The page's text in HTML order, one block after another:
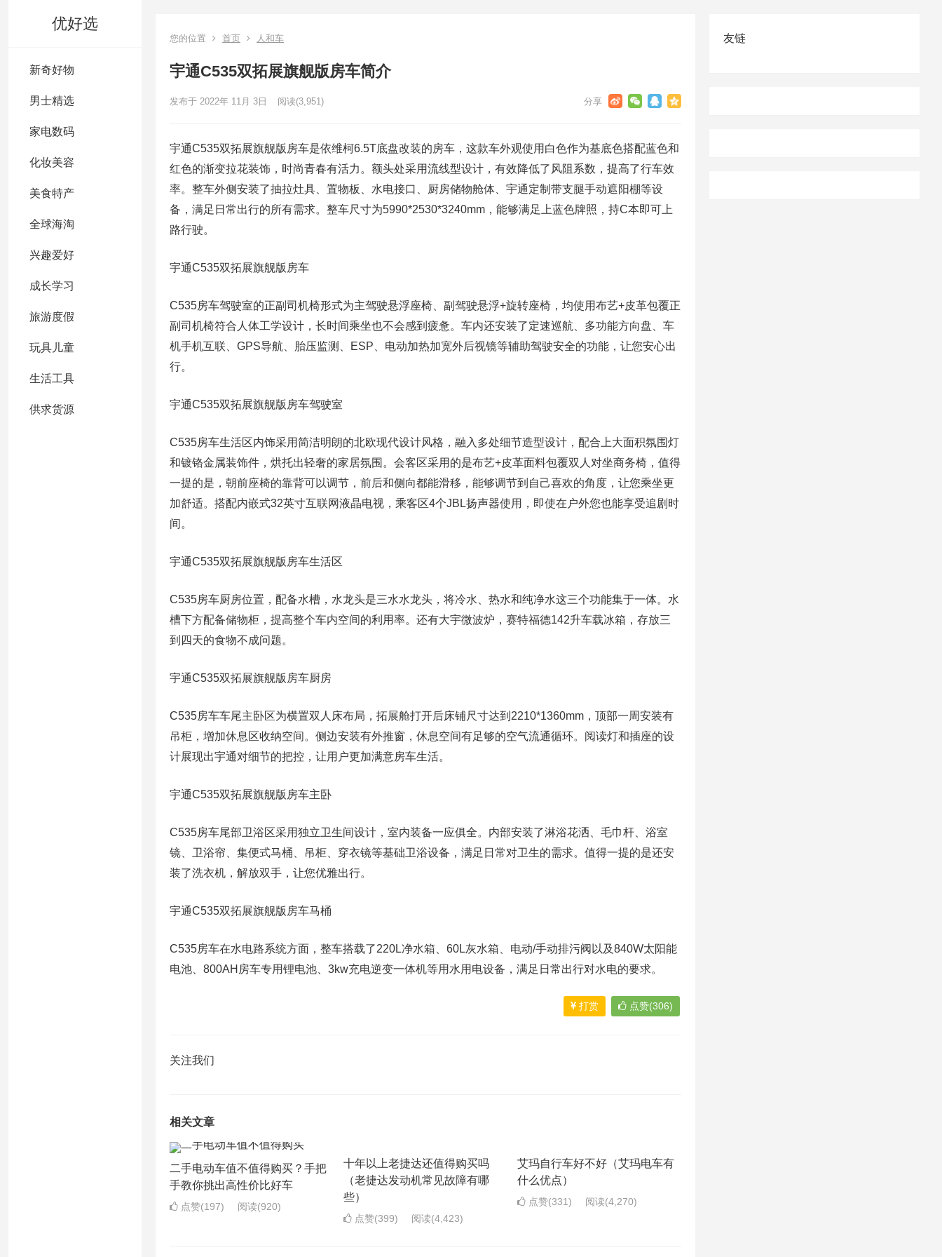
优好选
新奇好物
男士精选
家电数码
化妆美容
美食特产
全球海淘
兴趣爱好
成长学习
旅游度假
玩具儿童
生活工具
供求货源
您的位置 首页 人和车
宇通C535双拓展旗舰版房车简介
发布于 2022年 11月 3日 阅读(3,951)
宇通C535双拓展旗舰版房车是依维柯6.5T底盘改装的房车，这款车外观使用白色作为基底色搭配蓝色和
红色的渐变拉花装饰，时尚青春有活力。额头处采用流线型设计，有效降低了风阻系数，提高了行车效
率。整车外侧安装了抽拉灶具、置物板、水电接口、厨房储物舱体、宇通定制带支腿手动遮阳棚等设
备，满足日常出行的所有需求。整车尺寸为5990*2530*3240mm，能够满足上蓝色牌照，持C本即可上
路行驶。
宇通C535双拓展旗舰版房车
C535房车驾驶室的正副司机椅形式为主驾驶悬浮座椅、副驾驶悬浮+旋转座椅，均使用布艺+皮革包覆正
副司机椅符合人体工学设计，长时间乘坐也不会感到疲惫。车内还安装了定速巡航、多功能方向盘、车
机手机互联、GPS导航、胎压监测、ESP、电动加热加宽外后视镜等辅助驾驶安全的功能，让您安心出
行。
宇通C535双拓展旗舰版房车驾驶室
C535房车生活区内饰采用简洁明朗的北欧现代设计风格，融入多处细节造型设计，配合上大面积氛围灯
和镀铬金属装饰件，烘托出轻奢的家居氛围。会客区采用的是布艺+皮革面料包覆双人对坐商务椅，值得
一提的是，朝前座椅的靠背可以调节，前后和侧向都能滑移，能够调节到自己喜欢的角度，让您乘坐更
加舒适。搭配内嵌式32英寸互联网液晶电视，乘客区4个JBL扬声器使用，即使在户外您也能享受追剧时
间。
宇通C535双拓展旗舰版房车生活区
C535房车厨房位置，配备水槽，水龙头是三水水龙头，将冷水、热水和纯净水这三个功能集于一体。水
槽下方配备储物柜，提高整个车内空间的利用率。还有大宇微波炉，赛特福德142升车载冰箱，存放三
到四天的食物不成问题。
宇通C535双拓展旗舰版房车厨房
C535房车车尾主卧区为横置双人床布局，拓展舱打开后床铺尺寸达到2210*1360mm，顶部一周安装有
吊柜，增加休息区收纳空间。侧边安装有外推窗，休息空间有足够的空气流通循环。阅读灯和插座的设
计展现出宇通对细节的把控，让用户更加满意房车生活。
宇通C535双拓展旗舰版房车主卧
C535房车尾部卫浴区采用独立卫生间设计，室内装备一应俱全。内部安装了淋浴花洒、毛巾杆、浴室
镜、卫浴帘、集便式马桶、吊柜、穿衣镜等基础卫浴设备，满足日常对卫生的需求。值得一提的是还安
装了洗衣机，解放双手，让您优雅出行。
宇通C535双拓展旗舰版房车马桶
C535房车在水电路系统方面，整车搭载了220L净水箱、60L灰水箱、电动/手动排污阀以及840W太阳能
电池、800AH房车专用锂电池、3kw充电逆变一体机等用水用电设备，满足日常出行对水电的要求。
打赏 点赞(306)
关注我们
相关文章
二手电动车值不值得购买？手把
手教你挑出高性价比好车
点赞(197) 阅读(920)
十年以上老捷达还值得购买吗
（老捷达发动机常见故障有哪
些）
点赞(399) 阅读(4,423)
艾玛自行车好不好（艾玛电车有
什么优点）
点赞(331) 阅读(4,270)
友链